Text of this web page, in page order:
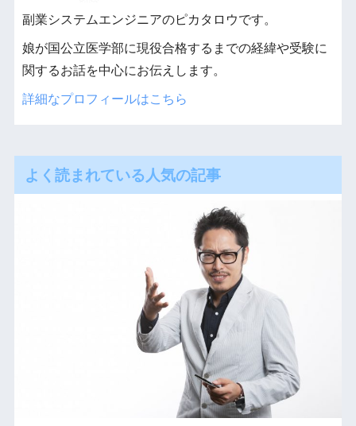
副業システムエンジニアのピカタロウです。
娘が国公立医学部に現役合格するまでの経緯や受験に
関するお話を中心にお伝えします。
詳細なプロフィールはこちら
よく読まれている人気の記事